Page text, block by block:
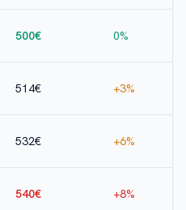
500€ 0%
514€ +3%
532€ +6%
540€ +8%